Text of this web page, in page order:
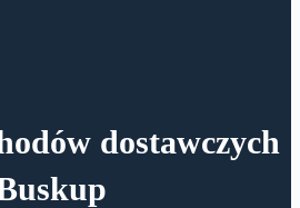
dostawczych